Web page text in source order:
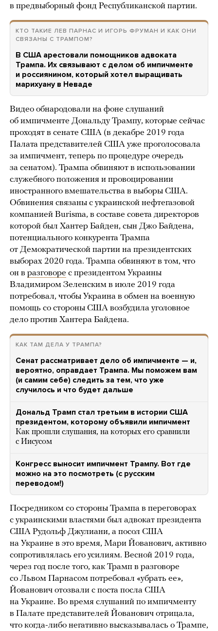
в предвыборный фонд Республиканской партии.
КТО ТАКИЕ ЛЕВ ПАРНАС И ИГОРЬ ФРУМАН И КАК ОНИ
СВЯЗАНЫ С ТРАМПОМ?
В США арестовали помощников адвоката
Трампа. Их связывают с делом об импичменте
и россиянином, который хотел выращивать
марихуану в Неваде
Видео обнародовали на фоне слушаний
об импичменте Дональду Трампу, которые сейчас
проходят в сенате США (в декабре 2019 года
Палата представителей США уже проголосовала
за импичмент, теперь по процедуре очередь
за сенатом). Трампа обвиняют в использовании
служебного положения и провоцировании
иностранного вмешательства в выборы США.
Обвинения связаны с украинской нефтегазовой
компанией Burisma, в составе совета директоров
которой был Хантер Байден, сын Джо Байдена,
потенциального конкурента Трампа
от Демократической партии на президентских
выборах 2020 года. Трампа обвиняют в том, что
он в разговоре с президентом Украины
Владимиром Зеленским в июле 2019 года
потребовал, чтобы Украина в обмен на военную
помощь со стороны США возбудила уголовное
дело против Хантера Байдена.
КАК ТАМ ДЕЛА У ТРАМПА?
Сенат рассматривает дело об импичменте — и,
вероятно, оправдает Трампа. Мы поможем вам
(и самим себе) следить за тем, что уже
случилось и что будет дальше
Дональд Трамп стал третьим в истории США
президентом, которому объявили импичмент
Как прошли слушания, на которых его сравнили
с Иисусом
Конгресс выносит импичмент Трампу. Вот где
можно на это посмотреть (с русским
переводом!)
Посредником со стороны Трампа в переговорах
с украинскими властями был адвокат президента
США Рудольф Джулиани, а посол США
на Украине в это время, Мари Йованович, активно
сопротивлялась его усилиям. Весной 2019 года,
через год после того, как Трамп в разговоре
со Львом Парнасом потребовал «убрать ее»,
Йованович отозвали с поста посла США
на Украине. Во время слушаний по импичменту
в Палате представителей Йованович отрицала,
что когда-либо негативно высказывалась о Трампе,